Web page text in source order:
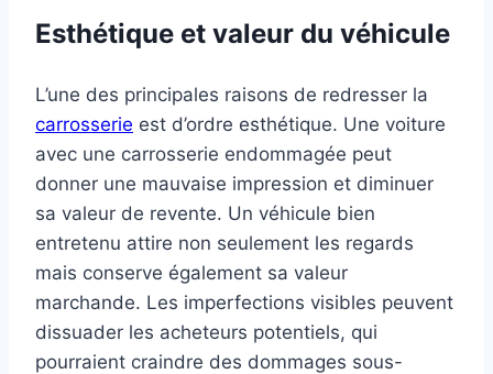
Esthétique et valeur du véhicule
L’une des principales raisons de redresser la
carrosserie est d’ordre esthétique. Une voiture
avec une carrosserie endommagée peut
donner une mauvaise impression et diminuer
sa valeur de revente. Un véhicule bien
entretenu attire non seulement les regards
mais conserve également sa valeur
marchande. Les imperfections visibles peuvent
dissuader les acheteurs potentiels, qui
pourraient craindre des dommages sous-